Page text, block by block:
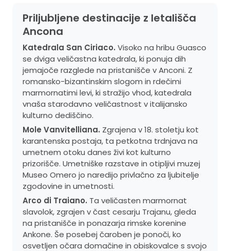
Priljubljene destinacije z letališča
Ancona
Katedrala San Ciriaco. Visoko na hribu Guasco
se dviga veličastna katedrala, ki ponuja dih
jemajoče razglede na pristanišče v Anconi. Z
romansko-bizantinskim slogom in rdečimi
marmornatimi levi, ki stražijo vhod, katedrala
vnaša starodavno veličastnost v italijansko
kulturno dediščino.
Mole Vanvitelliana. Zgrajena v 18. stoletju kot
karantenska postaja, ta petkotna trdnjava na
umetnem otoku danes živi kot kulturno
prizorišče. Umetniške razstave in otipljivi muzej
Museo Omero jo naredijo privlačno za ljubitelje
zgodovine in umetnosti.
Arco di Traiano. Ta veličasten marmornat
slavolok, zgrajen v čast cesarju Trajanu, gleda
na pristanišče in ponazarja rimske korenine
Ankone. Še posebej čaroben je ponoči, ko
osvetljen očara domačine in obiskovalce s svojo